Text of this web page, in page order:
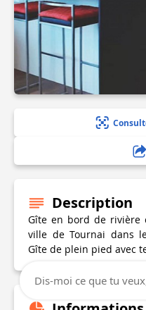
Description
Gîte en bord de
ville de Tournai dans
Gîte de plein pied avec
Dis-moi ce que tu